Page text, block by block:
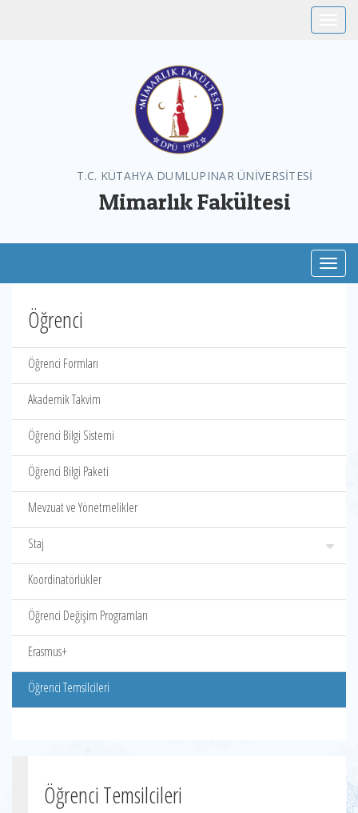
T.C. KÜTAHYA DUMLUPINAR ÜNİVERSİTESİ
Mimarlık Fakültesi
Öğrenci
Öğrenci Formları
Akademik Takvim
Öğrenci Bilgi Sistemi
Öğrenci Bilgi Paketi
Mevzuat ve Yönetmelikler
Staj
Koordinatörlükler
Öğrenci Değişim Programları
Erasmus+
Öğrenci Temsilcileri
Öğrenci Temsilcileri